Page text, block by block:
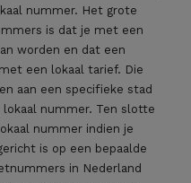
nummer. Het grote
is dat je met een
worden en dat een
een lokaal tarief. Die
aan een specifieke stad
nummer. Ten slotte
nummer indien je
is op een bepaalde
in Nederland